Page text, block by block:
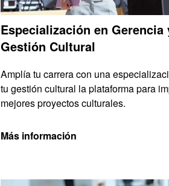
Especialización en Gerencia
Gestión Cultural
Amplía tu carrera con una
tu gestión cultural la plataforma para
mejores proyectos culturales.
Más información